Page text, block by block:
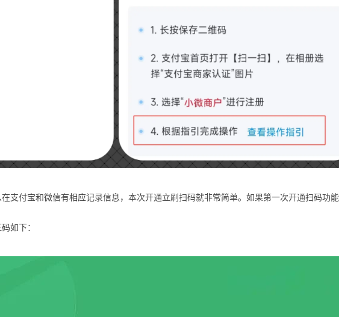
支付宝和微信有相应记录信息，本次开通立刷扫码就非常简单。如果第一次开通扫码功
如下：